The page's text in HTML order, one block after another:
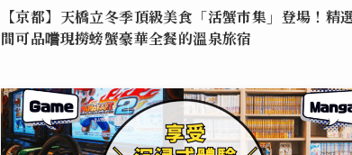
【京都】天橋立冬季頂級美食「活蟹市集」登場！精
間可品嚐現撈螃蟹豪華全餐的溫泉旅宿